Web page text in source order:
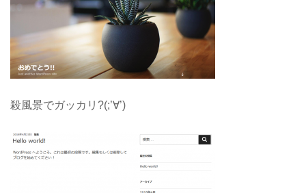
殺風景でガッカリ?(;’∀’)